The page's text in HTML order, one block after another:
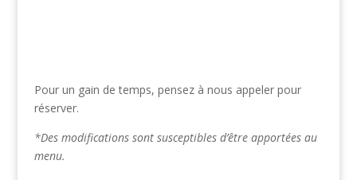
Pour un gain de temps, pensez à nous appeler pour
réserver.
*Des modifications sont susceptibles d’être apportées au
menu.